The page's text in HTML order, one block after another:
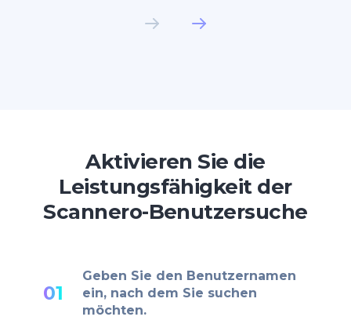
Aktivieren Sie die
Leistungsfähigkeit der
Scannero-Benutzersuche
01
Geben Sie den Benutzernamen
ein, nach dem Sie suchen
möchten.